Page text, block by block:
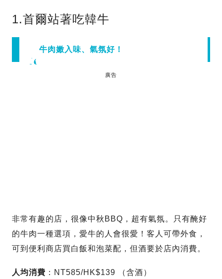
1.首爾站著吃韓牛
牛肉嫩入味、氣氛好！
廣告
非常有趣的店，很像中秋BBQ，超有氣氛。只有醃好
的牛肉一種選項，愛牛的人會很愛！客人可帶外食，
可到便利商店買白飯和泡菜配，但酒要於店內消費。
人均消費 ：NT585/HK$139 （含酒）